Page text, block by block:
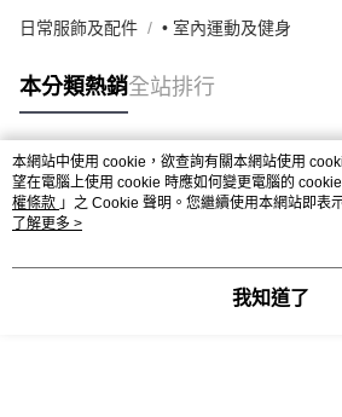
日常服飾及配件 • 室內運動及健身
本分類熱銷全站排行
熱門標籤
本網站中使用 cookie，欲查詢有關本網站使用
望在電腦上使用 cookie 時應如何變更電腦的
權條款 」之 Cookie 聲明。您繼續使用本網站即表
用條款之 Cookie 聲明使用 cookie。
了解更多 >
我知道了